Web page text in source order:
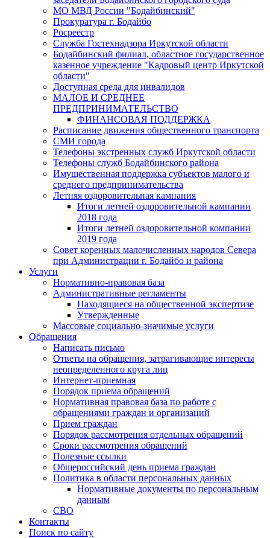
МО МВД России "Бодайбинский"
Прокуратура г. Бодайбо
Росреестр
Служба Гостехнадзора Иркутской области
Бодайбинский филиал, областное государственное
казенное учреждение "Кадровый центр Иркутской
области"
Доступная среда для инвалидов
МАЛОЕ И СРЕДНЕЕ
ПРЕДПРИНИМАТЕЛЬСТВО
ФИНАНСОВАЯ ПОДДЕРЖКА
Расписание движения общественного транспорта
СМИ города
Телефоны экстренных служб Иркутской области
Телефоны служб Бодайбинского района
Имущественная поддержка субъектов малого и
среднего предпринимательства
Летняя оздоровительная кампания
Итоги летней оздоровительной кампании
2018 года
Итоги летней оздоровительной компании
2019 года
Совет коренных малочисленных народов Севера
при Администрации г. Бодайбо и района
Услуги
Нормативно-правовая база
Административные регламенты
Находящиеся на общественной экспертизе
Утвержденные
Массовые социально-значимые услуги
Обращения
Написать письмо
Ответы на обращения, затрагивающие интересы
неопределенного круга лиц
Интернет-приемная
Порядок приема обращений
Нормативная правовая база по работе с
обращениями граждан и организаций
Прием граждан
Порядок рассмотрения отдельных обращений
Сроки рассмотрения обращений
Полезные ссылки
Общероссийский день приема граждан
Политика в области персональных данных
Нормативные документы по персональным
данным
СВО
Контакты
Поиск по сайту